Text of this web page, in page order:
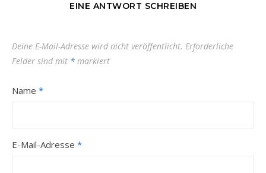
EINE ANTWORT SCHREIBEN
Deine E-Mail-Adresse wird nicht veröffentlicht. Erforderliche
Felder sind mit * markiert
Name *
E-Mail-Adresse *